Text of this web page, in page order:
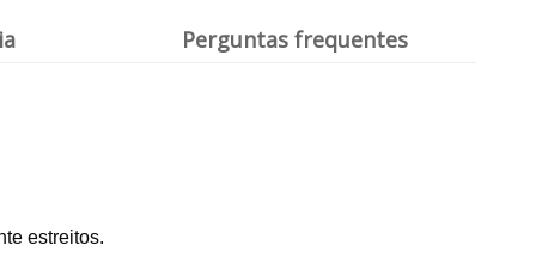
Perguntas frequentes
estreitos.